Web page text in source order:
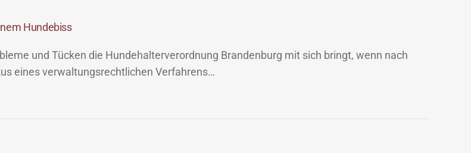
Hundebiss
und Tücken die Hundehalterverordnung Brandenburg mit sich bringt, wenn nach
eines verwaltungsrechtlichen Verfahrens…